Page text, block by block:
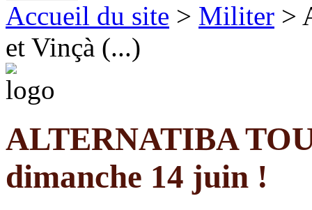
Accueil du site > Militer >
et Vinçà (...)
ALTERNATIBA
dimanche 14 juin !